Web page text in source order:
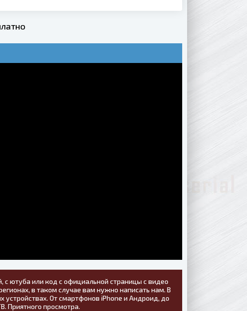
ютуба или код с официальной страницы с видео
в таком случае вам нужно написать нам. В
От смартфонов iPhone и Андроид, до
Приятного просмотра.